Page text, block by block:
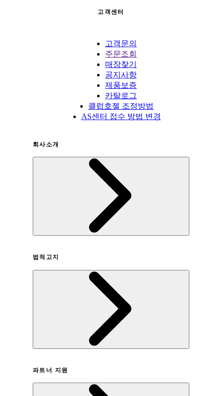
고객센터
고객문의
주문조회
매장찾기
공지사항
제품보증
카탈로그
클럽호젤 조정방법
AS센터 접수 방법 변경
회사소개
법적고지
개인정보취급방침
파트너 지원